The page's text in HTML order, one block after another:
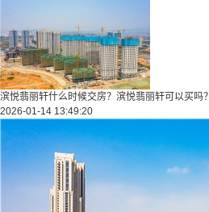
滨悦翡丽轩什么时候交房？滨悦翡丽轩可以买吗？
2026-01-14 13:49:20